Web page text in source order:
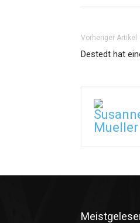
Vorheriger Artikel
Destedt hat